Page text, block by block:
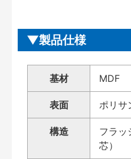
製品仕様
基材 MDF
表面 ポリサ
構造
フラッ
芯）